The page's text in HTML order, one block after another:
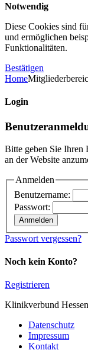
Notwendig
Diese Cookies sind
und ermöglichen
Funktionalitäten.
Bestätigen
Home
Login
Bitte geben Sie Ihren
an der Website
Anmelden
Benutzername:
Passwort:
Passwort vergessen?
Noch kein Konto?
Registrieren
Klinikverbund
Datenschutz
Impressum
Kontakt